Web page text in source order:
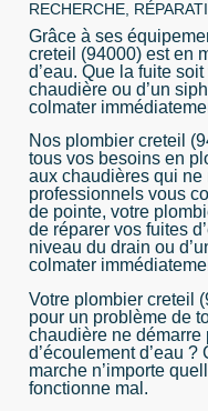
RECHERCHE,
Grâce à ses
creteil (94000) est en
d’eau. Que la fuite
chaudière ou d’un
colmater
Nos plombier creteil
tous vos besoins en
aux chaudières qui
professionnels vous
de pointe, votre
de réparer vos fuites
niveau du drain ou
colmater
Votre plombier creteil
pour un problème de
chaudière ne démarre
d’écoulement d’eau
marche n’importe
fonctionne mal.